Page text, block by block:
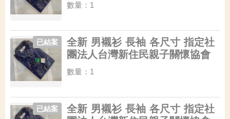
數量：1
全新 男襯衫 長袖 各尺寸 指定社
團法人台灣新住民親子關懷協會
已結案
數量：1
全新 男襯衫 長袖 各尺寸 指定社
已結案